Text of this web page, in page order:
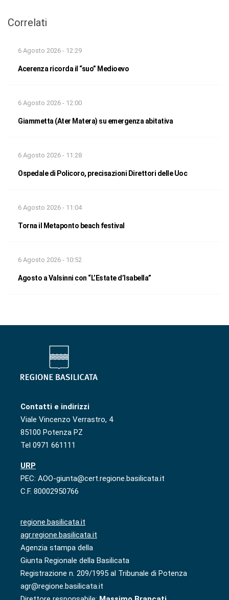
Correlati
6 Agosto 2026 - 12:29
Acerenza ricorda il “suo” Medioevo
6 Agosto 2026 - 12:00
Giammetta (Ater Matera) su emergenza abitativa
6 Agosto 2026 - 11:28
Ospedale di Policoro, precisazioni Direttori delle Uoc
6 Agosto 2026 - 11:04
Torna il Metaponto beach festival
6 Agosto 2026 - 10:52
Agosto a Valsinni con “L’Estate d’Isabella”
Contatti e indirizzi
Viale Vincenzo Verrastro, 4
85100 Potenza PZ
Tel 0971 661111
URP
PEC: AOO-giunta@cert.regione.basilicata.it
C.F. 80002950766
regione.basilicata.it
agr.regione.basilicata.it
Agenzia stampa della
Giunta Regionale della Basilicata
Registrazione n. 209/1995 al Tribunale di Potenza
agr@regione.basilicata.it